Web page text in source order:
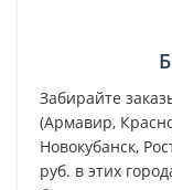
Забирайте
(Армавир,
Новокубанск,
руб. в этих